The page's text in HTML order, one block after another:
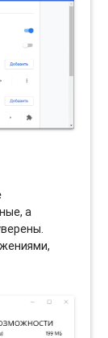
а